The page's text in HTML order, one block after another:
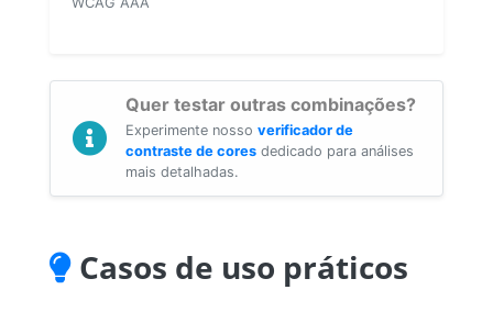
Quer testar outras combinações?
Experimente nosso verificador de
contraste de cores dedicado para análises
mais detalhadas.
Casos de uso práticos